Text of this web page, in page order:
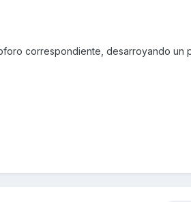
correspondiente, desarroyando un